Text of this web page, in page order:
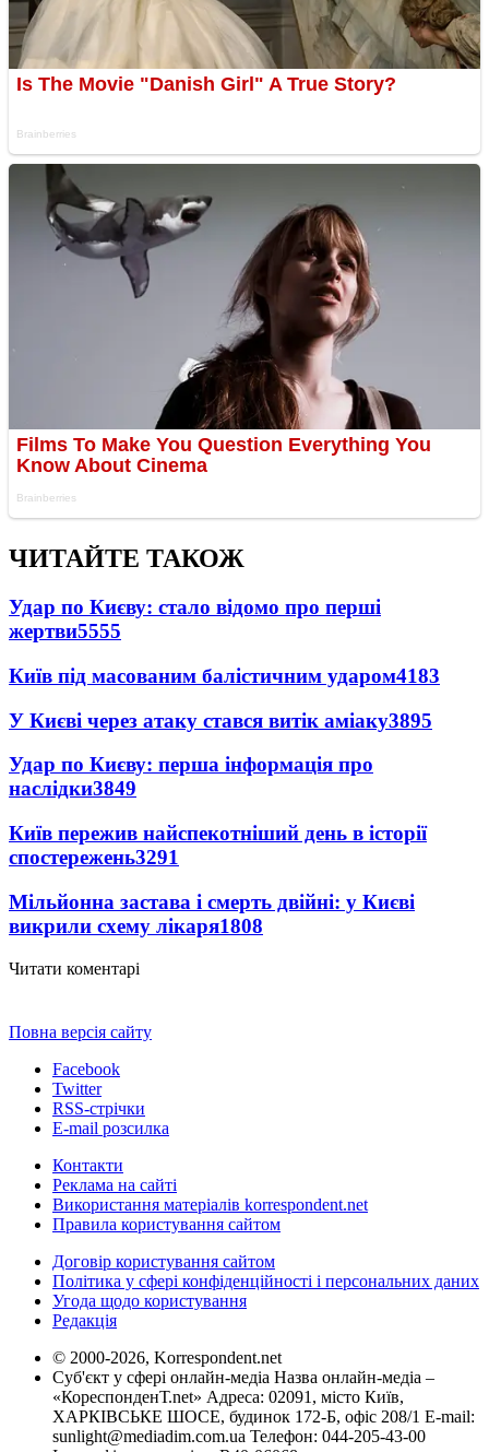
ЧИТАЙТЕ ТАКОЖ
Удар по Києву: стало відомо про перші
жертви5555
Київ під масованим балістичним ударом4183
У Києві через атаку стався витік аміаку3895
Удар по Києву: перша інформація про
наслідки3849
Київ пережив найспекотніший день в історії
спостережень3291
Мільйонна застава і смерть двійні: у Києві
викрили схему лікаря1808
Читати коментарі
Повна версія сайту
Facebook
Twitter
RSS-стрічки
E-mail розсилка
Контакти
Реклама на сайті
Використання матеріалів korrespondent.net
Правила користування сайтом
Договір користування сайтом
Політика у сфері конфіденційності і персональних даних
Угода щодо користування
Редакція
© 2000-2026, Korrespondent.net
Суб'єкт у сфері онлайн-медіа Назва онлайн-медіа –
«КореспонденТ.net» Адреса: 02091, місто Київ,
ХАРКІВСЬКЕ ШОСЕ, будинок 172-Б, офіс 208/1 E-mail:
sunlight@mediadim.com.ua Телефон: 044-205-43-00